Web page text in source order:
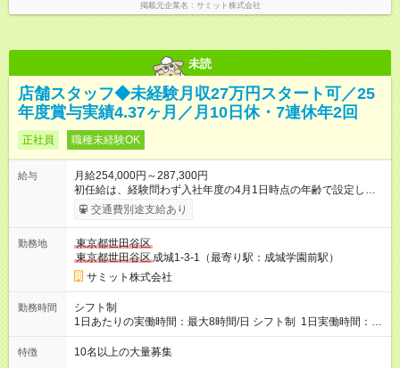
掲載元企業名 サミット株式会社
未読
店舗スタッフ◆未経験月収27万円スタート可／25
年度賞与実績4.37ヶ月／月10日休・7連休年2回
正社員 職種未経験OK
給与
月給254,000円～287,300円
初任給は、経験問わず入社年度の4月1日時点の年齢で設定しま
す。 ■27歳以上：月給28万7300円 ■26歳 ：月給28万3300
円 ■25歳 ：月給27万9300円 ■24歳 ：月給27万5300円
歳 ：月給26万円 ■20歳 ：月給25万4000円 ■キャリアパ
スについて■ 配属後は経験を積み、サブチーフ・チーフ（部門運
営責任者）を目指します。 チーフは接客や作業のほか、販売計
画や売場作り、社員教育も担当。副店長・店長へ昇進すれば給
与も大幅アップします。 また年1回キャリア希望を出せ、商品
部・営業企画部・総務部・経理部など本部スタッフへの挑戦も
発・経理部への異動例もあり、自身の可能性を広げられる環境
です！ 【試用期間】試用期間あり 試用期間の長さ：3ヶ月 雇用
交通費別途支給あり
勤務地
東京都世田谷区
東京都世田谷区 成城1-3-1（最寄り駅：成城学園前駅）
サミット株式会社
勤務時間
シフト制
1日あたりの実働時間：最大8時間/日 シフト制 1日実働時間：最
大8時間(休憩1時間) 月10日休 【シフト例】 8:00～17:00 10:00
～19:00 12:00～21:00 ほか 深夜営業店舗(22時～25時閉店)に
特徴 10名以上の大量募集